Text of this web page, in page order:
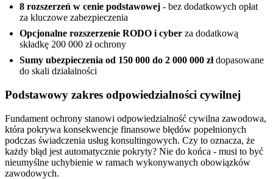
8 rozszerzeń w cenie podstawowej - bez dodatkowych opłat
za kluczowe zabezpieczenia
Opcjonalne rozszerzenie RODO i cyber za dodatkową
składkę 200 000 zł ochrony
Sumy ubezpieczenia od 150 000 do 2 000 000 złdopasowane
do skali działalności
Podstawowy zakres odpowiedzialności cywilnej
Fundament ochrony stanowi odpowiedzialność cywilna zawodowa,
która pokrywa konsekwencje finansowe błędów popełnionych
podczas świadczenia usług konsultingowych. Czy to oznacza, że
każdy błąd jest automatycznie pokryty? Nie do końca - musi to być
nieumyślne uchybienie w ramach wykonywanych obowiązków
zawodowych.